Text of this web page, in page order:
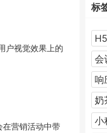
户视觉效果上的
在营销活动中带
标
H5
会
响
奶
小